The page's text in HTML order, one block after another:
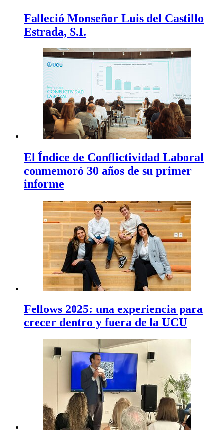
Falleció Monseñor Luis del Castillo
Estrada, S.I.
El Índice de Conflictividad Laboral
conmemoró 30 años de su primer
informe
Fellows 2025: una experiencia para
crecer dentro y fuera de la UCU